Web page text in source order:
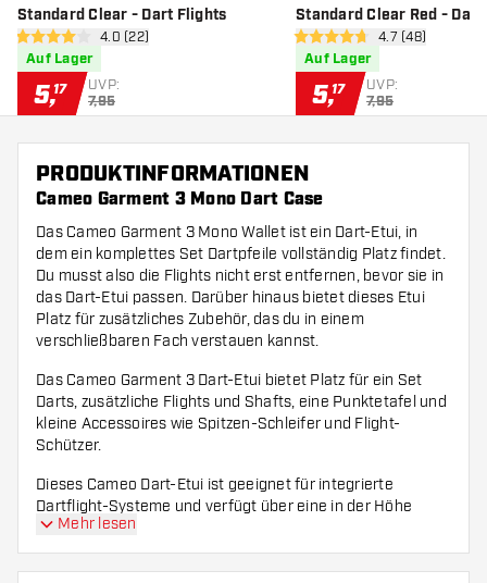
Standard Clear - Dart Flights
Bewertungsbereich öffnen
4 Bewertungssterne
4.0 (22)
Auf Lager
5,17 UVP:
7,95
Standard Clear Red -
4.7 Bewertungssterne
4.7 (48)
Auf Lager
5,17 UVP:
7,95
PRODUKTINFORMATIONEN
Cameo Garment 3 Mono Dart Case
Das Cameo Garment 3 Mono Wallet ist ein Dart-Etui, in
dem ein komplettes Set Dartpfeile vollständig Platz findet.
Du musst also die Flights nicht erst entfernen, bevor sie in
das Dart-Etui passen. Darüber hinaus bietet dieses Etui
Platz für zusätzliches Zubehör, das du in einem
verschließbaren Fach verstauen kannst.
Das Cameo Garment 3 Dart-Etui bietet Platz für ein Set
Darts, zusätzliche Flights und Shafts, eine Punktetafel und
kleine Accessoires wie Spitzen-Schleifer und Flight-
Schützer.
Dieses Cameo Dart-Etui ist geeignet für integrierte
Dartflight-Systeme und verfügt über eine in der Höhe
verstellbare Halterung, sodass Darts jeder Länge
hineinpassen. Zudem sorgt das Design dafür, dass die
Flights in der richtigen Position bleiben, damit sie sich nicht
Mehr lesen